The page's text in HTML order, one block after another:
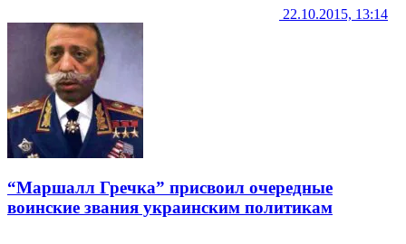
22.10.2015, 13:14
“Маршалл Гречка” присвоил очередные
воинские звания украинским политикам